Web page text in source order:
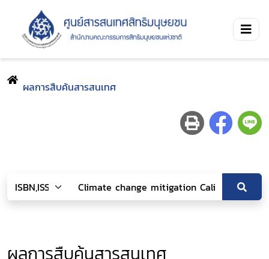
ผลการสืบค้นสารสนเทศ
ผลการสืบค้นสารสนเทศ